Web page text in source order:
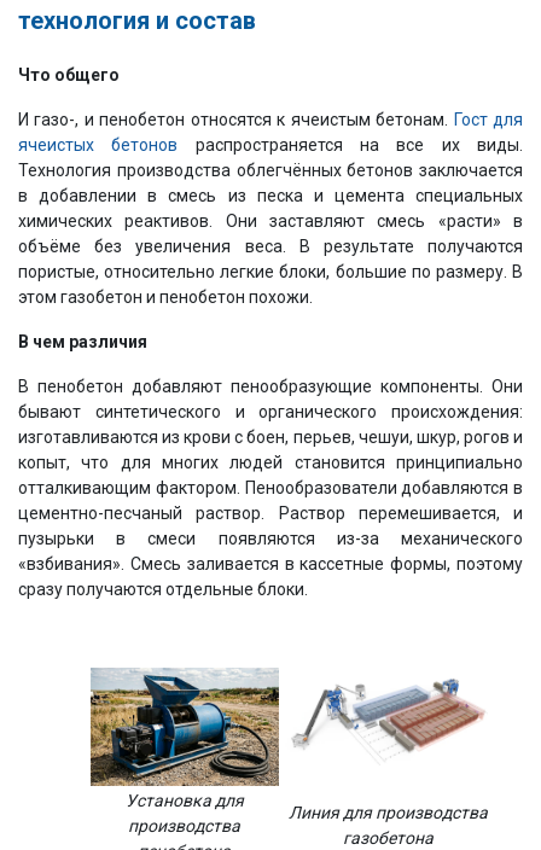
технология и состав
Что общего
И газо-, и пенобетон относятся к ячеистым бетонам.
Гост для
ячеистых бетонов распространяется на все их виды.
Технология производства облегчённых бетонов заключается
в добавлении в смесь из песка и цемента специальных
химических реактивов. Они заставляют смесь «расти» в
объёме без увеличения веса. В результате получаются
пористые, относительно легкие блоки, большие по размеру. В
этом газобетон и пенобетон похожи.
В чем различия
В пенобетон добавляют пенообразующие компоненты. Они
бывают синтетического и органического происхождения:
изготавливаются из крови с боен, перьев, чешуи, шкур, рогов и
копыт, что для многих людей становится принципиально
отталкивающим фактором. Пенообразователи добавляются в
цементно-песчаный раствор. Раствор перемешивается, и
пузырьки в смеси появляются из-за механического
«взбивания». Смесь заливается в кассетные формы, поэтому
сразу получаются отдельные блоки.
Установка для
производства
Линия для производства
газобетона